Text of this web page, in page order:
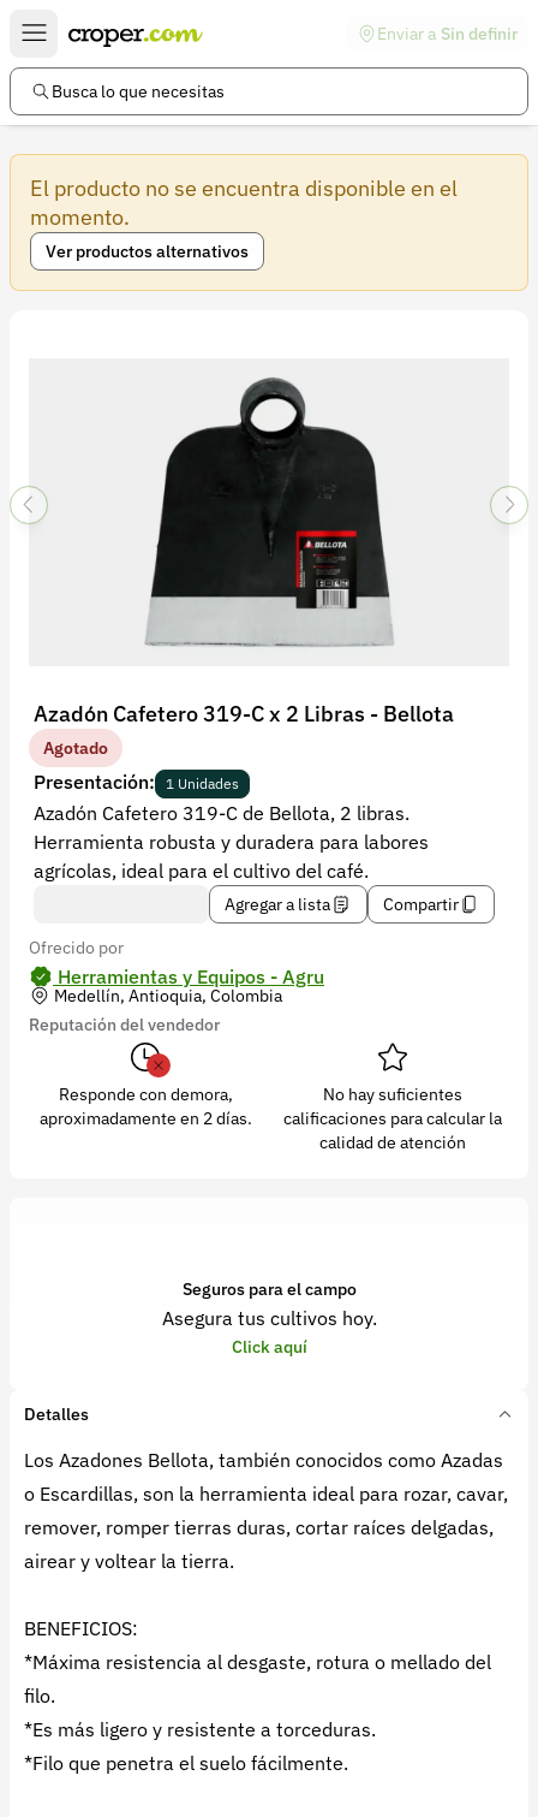
Enviar a Sin definir
Busca lo que necesitas
El producto no se encuentra disponible en el
momento.
Ver productos alternativos
Azadón Cafetero 319-C x 2 Libras - Bellota
Agotado
Presentación: 1 Unidades
Azadón Cafetero 319-C de Bellota, 2 libras.
Herramienta robusta y duradera para labores
agrícolas, ideal para el cultivo del café.
Agregar a lista
Compartir
Ofrecido por
Herramientas y Equipos - Agru
Medellín, Antioquia, Colombia
Reputación del vendedor
Responde con demora,
aproximadamente en 2 días.
No hay suficientes
calificaciones para calcular la
calidad de atención
Seguros para el campo
Asegura tus cultivos hoy.
Click aquí
Detalles
Los Azadones Bellota, también conocidos como Azadas
o Escardillas, son la herramienta ideal para rozar, cavar,
remover, romper tierras duras, cortar raíces delgadas,
airear y voltear la tierra.
BENEFICIOS:
*Máxima resistencia al desgaste, rotura o mellado del
filo.
*Es más ligero y resistente a torceduras.
*Filo que penetra el suelo fácilmente.
Enlaces de interés
Preguntas frecuentes
Ayuda
Información legal
Términos y condiciones
Registrarse
Recuperar contraseña
contacto@croper.com
© 2026 Croper.com Todos los derechos reservados
Versión 5.45.0
Síguenos